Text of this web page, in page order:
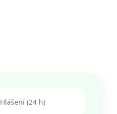
Hlášení (24 h)